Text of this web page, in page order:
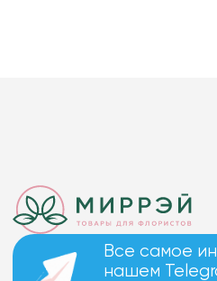
Все самое
нашем